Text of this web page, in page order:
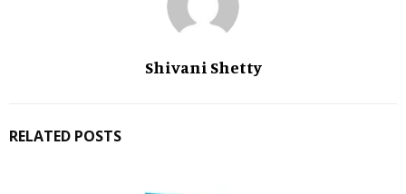
Shivani Shetty
RELATED POSTS